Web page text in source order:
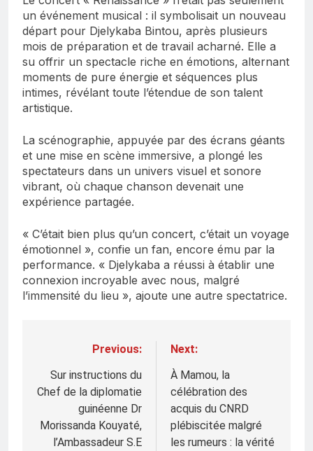
un événement musical : il symbolisait un nouveau
départ pour Djelykaba Bintou, après plusieurs
mois de préparation et de travail acharné. Elle a
su offrir un spectacle riche en émotions, alternant
moments de pure énergie et séquences plus
intimes, révélant toute l’étendue de son talent
artistique.
La scénographie, appuyée par des écrans géants
et une mise en scène immersive, a plongé les
spectateurs dans un univers visuel et sonore
vibrant, où chaque chanson devenait une
expérience partagée.
« C’était bien plus qu’un concert, c’était un voyage
émotionnel », confie un fan, encore ému par la
performance. « Djelykaba a réussi à établir une
connexion incroyable avec nous, malgré
l’immensité du lieu », ajoute une autre spectatrice.
Navigation
de
l’article
Previous:
Sur instructions du
Chef de la diplomatie
guinéenne Dr
Morissanda Kouyaté,
l’Ambassadeur S.E
Next:
À Mamou, la
célébration des
acquis du CNRD
plébiscitée malgré
les rumeurs : la vérité